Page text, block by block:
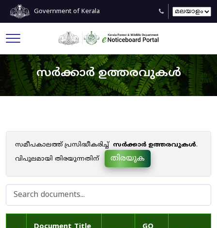
Government of Kerala
സർക്കാർ ഉത്തരവുകൾ
സമീപകാലത്ത് പ്രസിദ്ധീകരിച്ച് സർക്കാർ ഉത്തരവുകൾ.
വിപുലമായി തിരയുന്നതിന്
തിരയുക